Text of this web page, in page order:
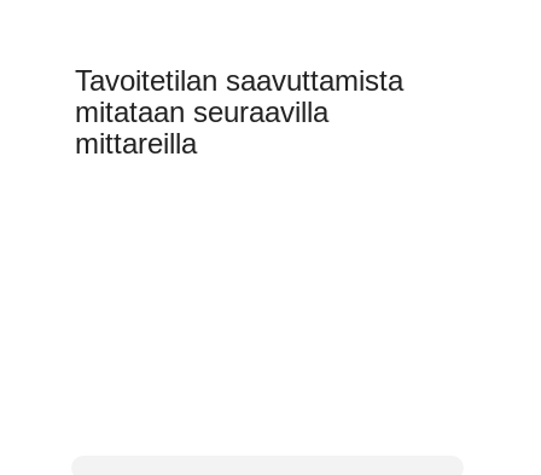
Tavoitetilan saavuttamista
mitataan seuraavilla
mittareilla